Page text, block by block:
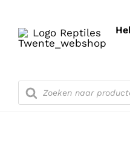
naar
inhoud
Producten
zoeken